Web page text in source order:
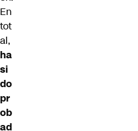
En
tot
al,
ha
si
do
pr
ob
ad